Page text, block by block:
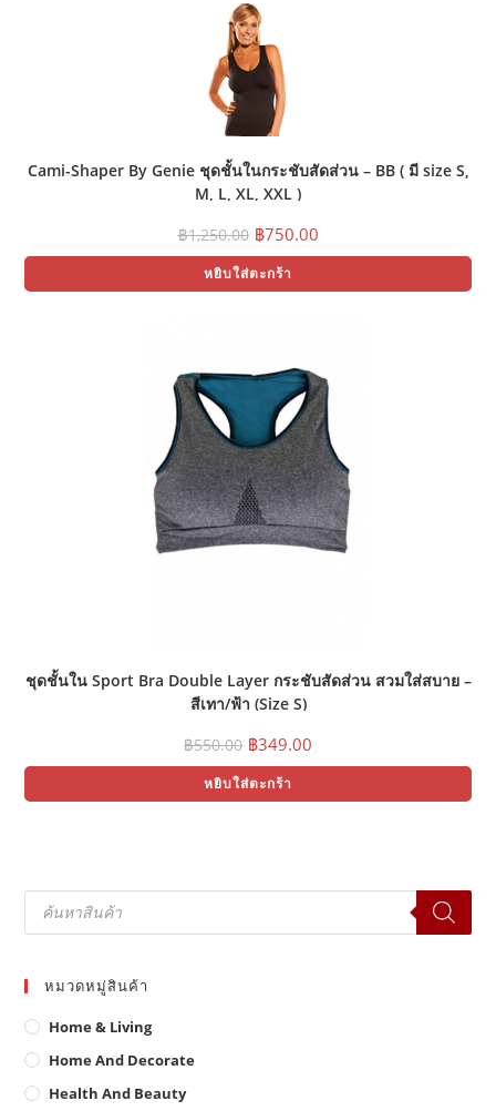
Cami-Shaper By Genie ชุดชั้นในกระชับสัดส่วน – BB ( มี size S,
M, L, XL, XXL )
฿1,250.00 Original
price
was:
฿1,250.00.
฿750.00Current
price
฿750.00.
หยิบใส่ตะกร้า
ชุดชั้นใน Sport Bra Double Layer กระชับสัดส่วน สวมใส่สบาย –
สีเทา/ฟ้า (Size S)
฿550.00 Original
price
was:
฿550.00.
฿349.00
price
฿349.00.
หยิบใส่ตะกร้า
Products
search
หมวดหมู่สินค้า
Home & Living
Home And Decorate
Health And Beauty